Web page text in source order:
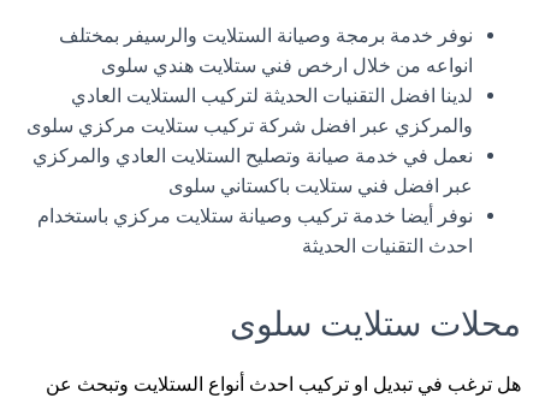
نوفر خدمة برمجة وصيانة الستلايت والرسيفر بمختلف
انواعه من خلال ارخص فني ستلايت هندي سلوى
لدينا افضل التقنيات الحديثة لتركيب الستلايت العادي
والمركزي عبر افضل شركة تركيب ستلايت مركزي سلوى
نعمل في خدمة صيانة وتصليح الستلايت العادي والمركزي
عبر افضل فني ستلايت باكستاني سلوى
نوفر أيضا خدمة تركيب وصيانة ستلايت مركزي باستخدام
احدث التقنيات الحديثة
محلات ستلايت سلوى
هل ترغب في تبديل او تركيب احدث أنواع الستلايت وتبحث عن